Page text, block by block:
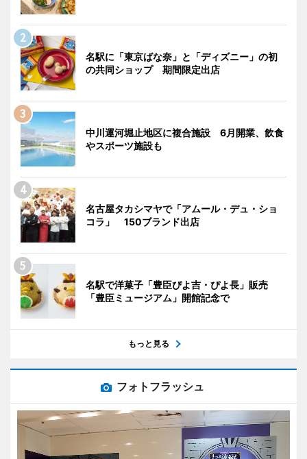
名駅に「東京ばな奈」と「ディズニー」の初
の共同ショップ 期間限定出店
中川運河堀止地区に複合施設 6月開業、飲食
やスポーツ施設も
名古屋タカシマヤで「アムール・デュ・ショ
コラ」 150ブランド出店
名駅で洋菓子「豊臣ぴよ吉・ぴよ長」販売
「豊臣ミュージアム」開館記念で
もっと見る
フォトフラッシュ